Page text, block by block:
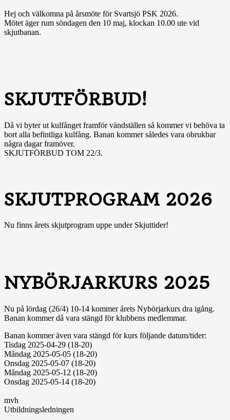
Hej och välkomna på årsmöte för Svartsjö PSK 2026.
Mötet äger rum söndagen den 10 maj, klockan 10.00 ute vid
skjutbanan.
SKJUTFÖRBUD!
Då vi byter ut kulfånget framför vändställen så kommer vi behöva ta
bort alla befintliga kulfång. Banan kommer således vara obrukbar
några dagar framöver.
SKJUTFÖRBUD TOM 22/3.
SKJUTPROGRAM 2026
Nu finns årets skjutprogram uppe under Skjuttider!
NYBÖRJARKURS 2025
Nu på lördag (26/4) 10-14 kommer årets Nybörjarkurs dra igång.
Banan kommer då vara stängd för klubbens medlemmar.
Banan kommer även vara stängd för kurs följande datum/tider:
Tisdag 2025-04-29 (18-20)
Måndag 2025-05-05 (18-20)
Onsdag 2025-05-07 (18-20)
Måndag 2025-05-12 (18-20)
Onsdag 2025-05-14 (18-20)
mvh
Utbildningsledningen